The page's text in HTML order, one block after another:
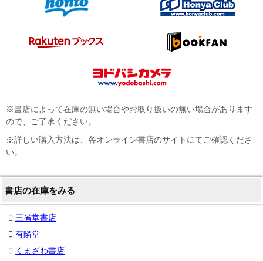
※書店によって在庫の無い場合やお取り扱いの無い場合があります
ので、ご了承ください。
※詳しい購入方法は、各オンライン書店のサイトにてご確認くださ
い。
書店の在庫をみる
三省堂書店
有隣堂
くまざわ書店